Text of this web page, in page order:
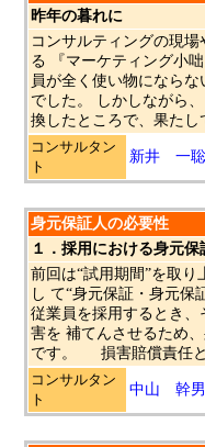
昨年の暮れに
コンサルティングの現
る 『マーケティング小
員が全く使い物になら
でした。 しかしながら
換したところで、果た
コンサルタン
ト
新井 一聡
身元保証人の必要性
１．採用における身元
前回は“試用期間”を取
し て“身元保証・身元
従業員を採用するとき
害を 補てんさせるため
です。 損害賠償責任と
コンサルタン
ト
中山 幹男